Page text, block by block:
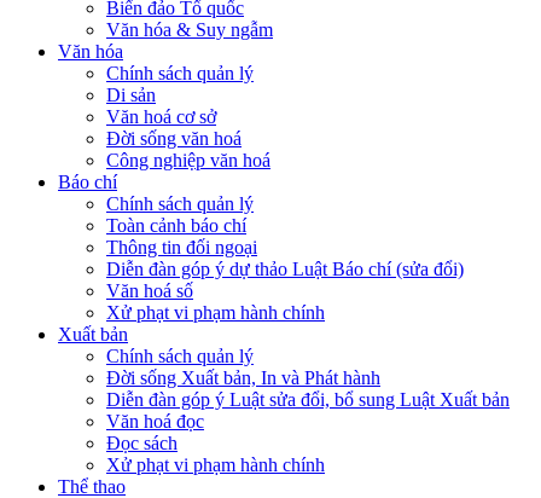
Biển đảo Tổ quốc
Văn hóa & Suy ngẫm
Văn hóa
Chính sách quản lý
Di sản
Văn hoá cơ sở
Đời sống văn hoá
Công nghiệp văn hoá
Báo chí
Chính sách quản lý
Toàn cảnh báo chí
Thông tin đối ngoại
Diễn đàn góp ý dự thảo Luật Báo chí (sửa đổi)
Văn hoá số
Xử phạt vi phạm hành chính
Xuất bản
Chính sách quản lý
Đời sống Xuất bản, In và Phát hành
Diễn đàn góp ý Luật sửa đổi, bổ sung Luật Xuất bản
Văn hoá đọc
Đọc sách
Xử phạt vi phạm hành chính
Thể thao